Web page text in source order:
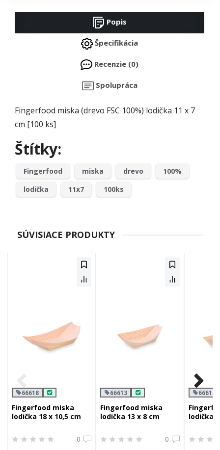
Popis
Špecifikácia
Recenzie (0)
Spolupráca
Fingerfood miska (drevo FSC 100%) lodička 11 x 7
cm [100 ks]
Štítky:
Fingerfood miska drevo
100%
lodička
11x7 100ks
SÚVISIACE PRODUKTY
66618
Fingerfood miska
lodička 18 x 10,5 cm
0
66613
Fingerfood miska
lodička 13 x 8 cm
0
66616
lodička